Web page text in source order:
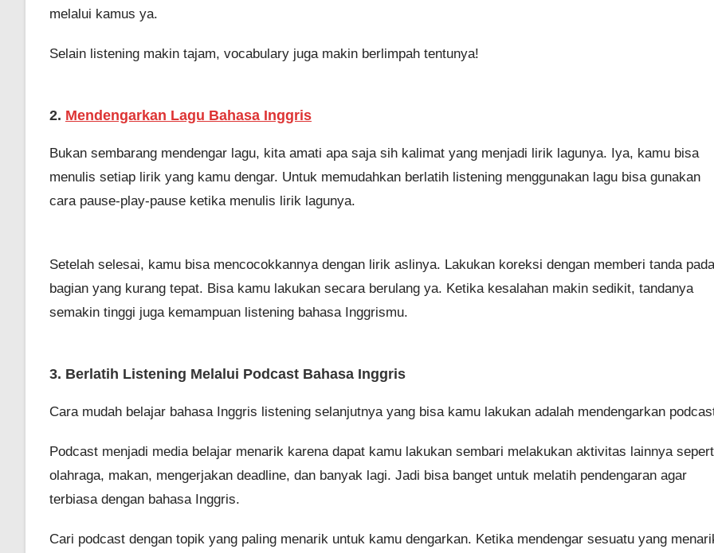
melalui kamus ya.
Selain listening makin tajam, vocabulary juga makin berlimpah tentunya!
2. Mendengarkan Lagu Bahasa Inggris
Bukan sembarang mendengar lagu, kita amati apa saja sih kalimat yang menjadi lirik lagunya. Iya, kamu bisa
menulis setiap lirik yang kamu dengar. Untuk memudahkan berlatih listening menggunakan lagu bisa gunakan
cara pause-play-pause ketika menulis lirik lagunya.
Setelah selesai, kamu bisa mencocokkannya dengan lirik aslinya. Lakukan koreksi dengan memberi tanda pada
bagian yang kurang tepat. Bisa kamu lakukan secara berulang ya. Ketika kesalahan makin sedikit, tandanya
semakin tinggi juga kemampuan listening bahasa Inggrismu.
3. Berlatih Listening Melalui Podcast Bahasa Inggris
Cara mudah belajar bahasa Inggris listening selanjutnya yang bisa kamu lakukan adalah mendengarkan
Podcast menjadi media belajar menarik karena dapat kamu lakukan sembari melakukan aktivitas lainnya
olahraga, makan, mengerjakan deadline, dan banyak lagi. Jadi bisa banget untuk melatih pendengaran agar
terbiasa dengan bahasa Inggris.
Cari podcast dengan topik yang paling menarik untuk kamu dengarkan. Ketika mendengar sesuatu yang